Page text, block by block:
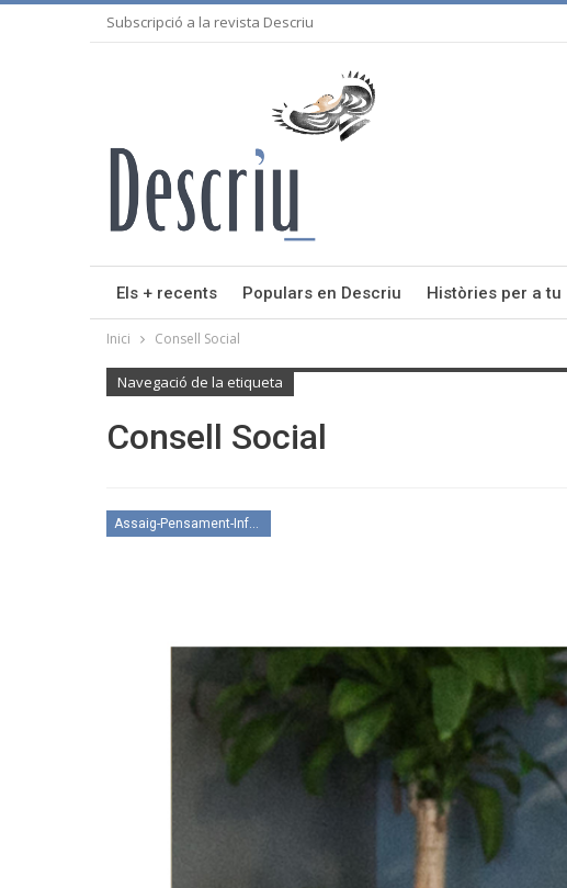
Subscripció a la revista Descriu
Els + recents Populars en Descriu Històries per a tu
Inici Consell Social
Navegació de la etiqueta
Consell Social
Assaig-Pensament-Informació